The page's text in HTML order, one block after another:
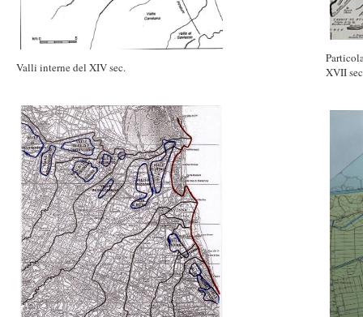
Valli interne del XIV sec.
XVII